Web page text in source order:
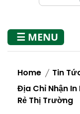
☰ MENU
Home
Tin
Địa Chỉ Nhận
Rẻ Thị Trường